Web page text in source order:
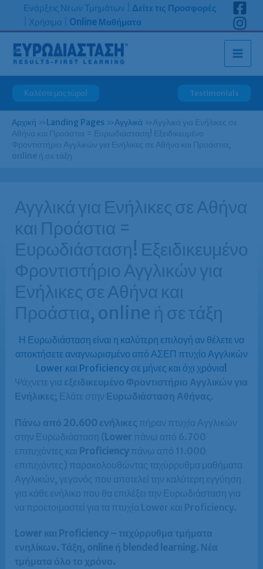
Μετάβαση
περιεχόμενο
Ενάρξεις Νέων Τμημάτων
Δείτε τις Προσφορές
Χρήσιμα Online Μαθήματα
Καλέστε μας τώρα! Testimonials
Αρχική »Landing Pages »Αγγλικά »Αγγλικά για Ενήλικες σε
Αθήνα και Προάστια = Ευρωδιάσταση! Εξειδικευμένο
Φροντιστήριο Αγγλικών για Ενήλικες σε Αθήνα και Προάστια,
online ή σε τάξη
Αγγλικά για Ενήλικες σε Αθήνα
και Προάστια =
Ευρωδιάσταση! Εξειδικευμένο
Φροντιστήριο Αγγλικών για
Ενήλικες σε Αθήνα και
Προάστια, online ή σε τάξη
Η Ευρωδιάσταση είναι η καλύτερη επιλογή αν θέλετε να
αποκτήσετε αναγνωρισμένο από ΑΣΕΠ πτυχίο Αγγλικών
Lower και Proficiency σε μήνες και όχι χρόνια!
Ψάχνετε για εξειδικευμένο Φροντιστήριο Αγγλικών για
Ενήλικες ; Ελάτε στην Ευρωδιάσταση Αθήνας .
Πάνω από 20.600 ενήλικες πήραν πτυχία Αγγλικών
στην Ευρωδιάσταση (Lower πάνω από 6.700
επιτυχόντες και Proficiencyπάνω από 11.000
επιτυχόντες) παρακολουθώντας ταχύρρυθμα μαθήματα
Αγγλικών, γεγονός που αποτελεί την καλύτερη εγγύηση
για κάθε ενήλικο που θα επιλέξει την Ευρωδιάσταση για
να προετοιμαστεί για τα πτυχία Lower και Proficiency.
Lower και Proficiency – ταχύρρυθμα τμήματα
ενηλίκων. Τάξη, online ή blended learning. Νέα
τμήματα όλο το χρόνο.